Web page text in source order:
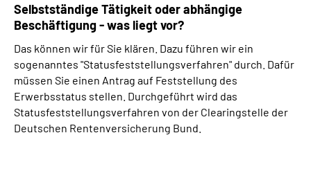
Selbstständige Tätigkeit oder abhängige
Beschäftigung - was liegt vor?
Das können wir für Sie klären. Dazu führen wir ein
sogenanntes "Statusfeststellungsverfahren" durch. Dafür
müssen Sie einen Antrag auf Feststellung des
Erwerbsstatus stellen. Durchgeführt wird das
Statusfeststellungsverfahren von der Clearingstelle der
Deutschen Rentenversicherung Bund.